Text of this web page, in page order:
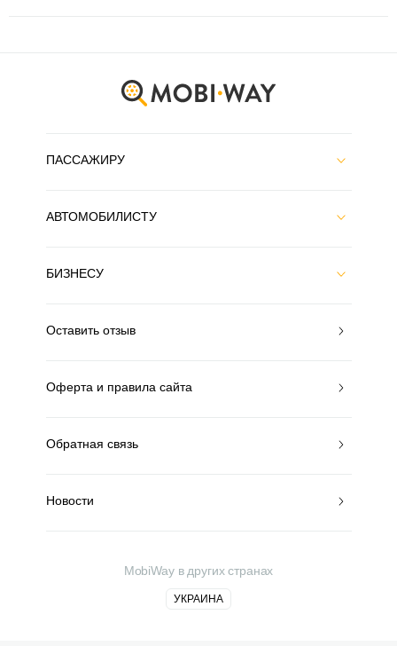
ПАССАЖИРУ
АВТОМОБИЛИСТУ
БИЗНЕСУ
Оставить отзыв
Оферта и правила сайта
Обратная связь
Новости
MobiWay в других странах
УКРАИНА